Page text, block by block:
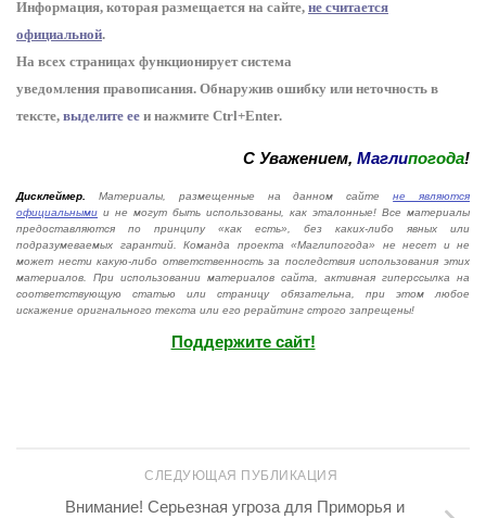
Информация, которая размещается на сайте, не считается
официальной.
На всех страницах функционирует система
уведомления правописания. Обнаружив ошибку или неточность в
тексте, выделите ее и нажмите Ctrl+Enter.
С Уважением, Маглипогода!
Дисклеймер. Материалы, размещенные на данном сайтене являются
официальными и не могут быть использованы, как эталонные! Все материалы
предоставляются по принципу «как есть», без каких-либо явных или
подразумеваемых гарантий. Команда проекта «Маглипогода» не несет и не
может нести какую-либо ответственность за последствия использования этих
материалов. При использовании материалов сайта, активная гиперссылка на
соответствующую статью или страницу обязательна, при этом любое
искажение оригнального текста или его рерайтинг строго запрещены!
Поддержите сайт!
СЛЕДУЮЩАЯ ПУБЛИКАЦИЯ
Внимание! Серьезная угроза для Приморья и